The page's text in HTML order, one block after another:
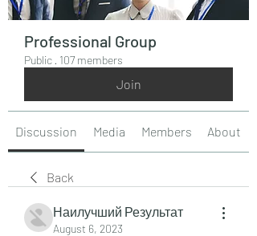
Professional Group
Public · 107 members
Join
Discussion Media Members About
Back
Наилучший Результат
August 6, 2023